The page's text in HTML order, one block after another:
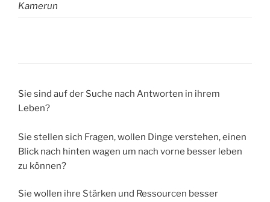
Kamerun
Sie sind auf der Suche nach Antworten in ihrem
Leben?
Sie stellen sich Fragen, wollen Dinge verstehen, einen
Blick nach hinten wagen um nach vorne besser leben
zu können?
Sie wollen ihre Stärken und Ressourcen besser